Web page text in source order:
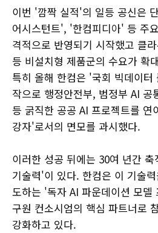
이번 '깜짝 실적'의 일등 공신은
어시스턴트', '한컴피디아' 등 주
격적으로 반영되기 시작했고 클
등 비설치형 제품군의 수요가 확
특히 올해 한컴은 '국회 빅데이
작으로 행정안전부, 범정부 AI 공
등 굵직한 공공 AI 프로젝트를 연
강자'로서의 면모를 과시했다.
이러한 성공 뒤에는 30여 년간
기술력'이 있다. 한컴은 이 기술
도하는 '독자 AI 파운데이션 모델
구원 컨소시엄의 핵심 파트너로
강화하고 있다.